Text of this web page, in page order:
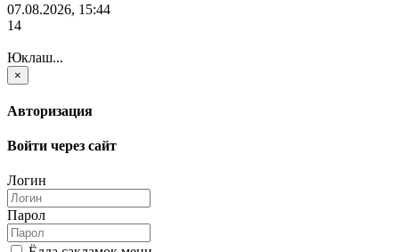
07.08.2026, 15:44
14
Юклаш...
×
Авторизация
Войти через сайт
Логин
Парол